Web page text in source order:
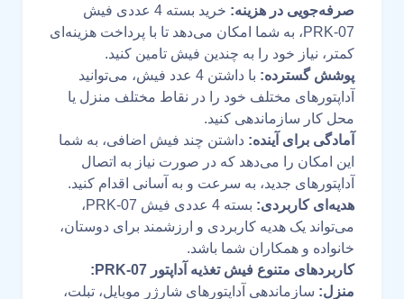
صرفه‌جویی در هزینه:
خرید بسته 4 عددی فیش
PRK-07، به شما امکان می‌دهد تا با پرداخت هزینه‌ای
کمتر، نیاز خود را به چندین فیش تامین کنید.
پوشش گسترده:
با داشتن 4 عدد فیش، می‌توانید
آداپتورهای مختلف خود را در نقاط مختلف منزل یا
محل کار سازماندهی کنید.
آمادگی برای آینده: داشتن چند فیش اضافی، به شما
این امکان را می‌دهد که در صورت نیاز به اتصال
آداپتورهای جدید، به سرعت و به آسانی اقدام کنید.
هدیه‌ای کاربردی:
بسته 4 عددی فیش PRK-07،
می‌تواند یک هدیه کاربردی و ارزشمند برای دوستان،
خانواده و همکاران شما باشد.
کاربردهای متنوع فیش تغذیه آداپتور PRK-07:
منزل: سازماندهی آداپتورهای شارژر موبایل، تبلت،